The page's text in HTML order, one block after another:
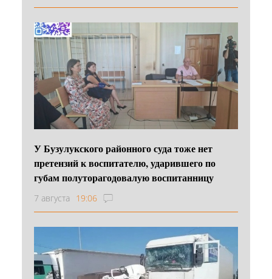
У Бузулукского районного суда тоже нет
претензий к воспитателю, ударившего по
губам полуторагодовалую воспитанницу
7 августа 19:06